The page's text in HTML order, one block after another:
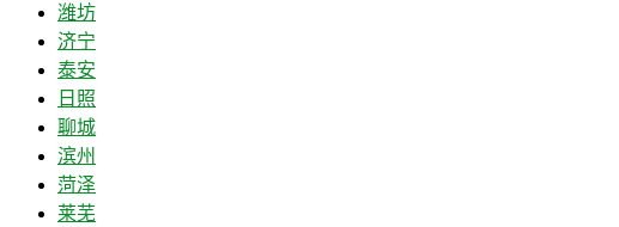
潍坊
济宁
泰安
日照
聊城
滨州
菏泽
莱芜